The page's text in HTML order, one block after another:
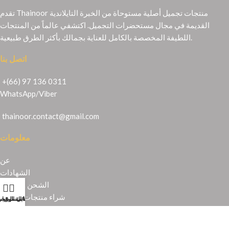
تقدم Thainoor منتجات تجميل أصلية مستوحاة من الخبرة التايلاندية
القديمة في مجال مستحضرات التجميل. اكتشفي عالماً من المنتجات
اتصل بنا
+(66) 97 136 0311
WhatsApp/Viber
thainoor.contact@gmail.com
معلومات
عن
الشهادات
الشحن والإرجاع
شراء منتجات تايلندية
قائمة
عربة التسوق
حسابي